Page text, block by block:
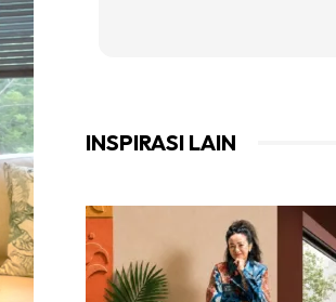
INSPIRASI LAIN